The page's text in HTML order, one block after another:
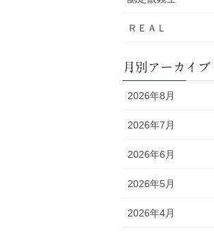
ＲＥＡＬ
月別アーカイブ
2026年8月
2026年7月
2026年6月
2026年5月
2026年4月